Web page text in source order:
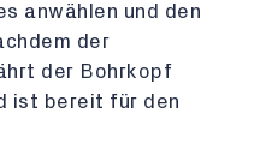
anwählen und den
der
der Bohrkopf
ist bereit für den